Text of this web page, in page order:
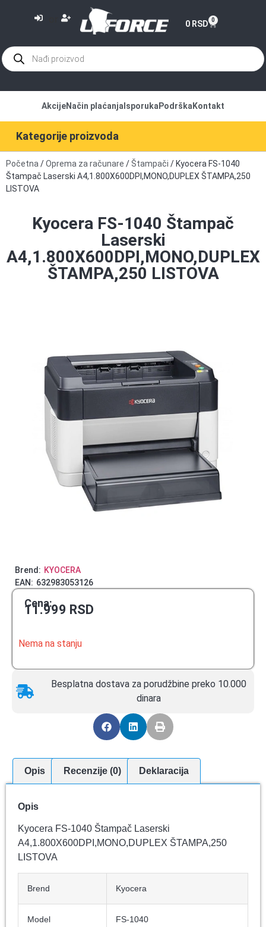
0 RSD 0
Kategorije proizvoda
AkcijeNačin plaćanja Isporuka Podrška Kontakt
Početna /Oprema za računare / Štampači / Kyocera FS-1040
Štampač Laserski A4,1.800X600DPI,MONO,DUPLEX ŠTAMPA,250
LISTOVA
Kyocera FS-1040 Štampač
Laserski
A4,1.800X600DPI,MONO,DUPLEX
ŠTAMPA,250 LISTOVA
Brend: KYOCERA
EAN: 632983053126
Cena:
11.999 RSD
Nema na stanju
Besplatna dostava za porudžbine preko 10.000
dinara
Opis Recenzije (0) Deklaracija
Opis
Kyocera FS-1040 Štampač Laserski
A4,1.800X600DPI,MONO,DUPLEX ŠTAMPA,250
LISTOVA
Brend Kyocera
Model FS-1040